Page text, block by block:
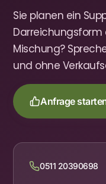
Sie planen ein
Darreichungsform
Mischung?
und ohne
Anfrage
0511 20390698